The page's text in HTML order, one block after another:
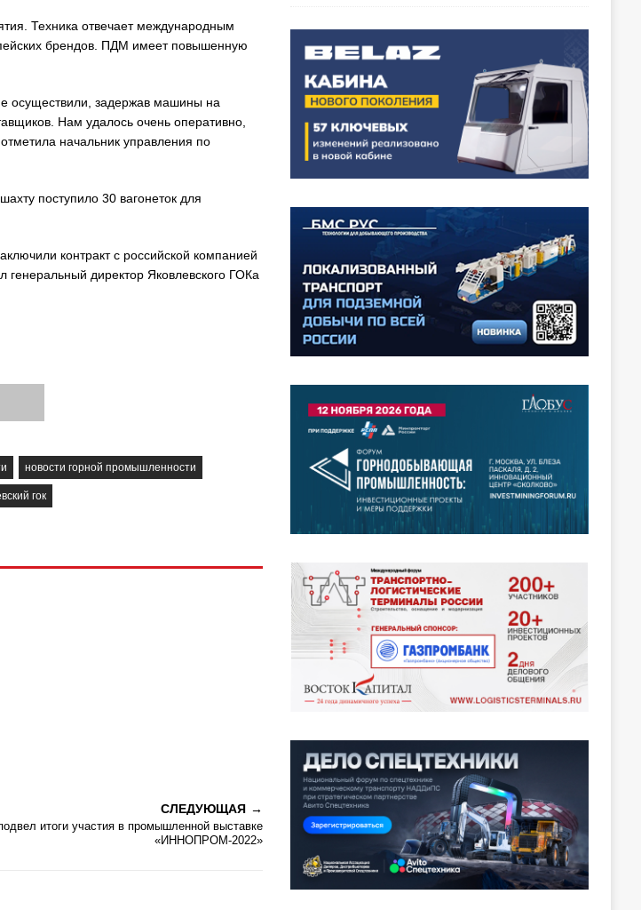
Техника отвечает международным
брендов. ПДМ имеет повышенную
осуществили, задержав машины на
Нам удалось очень оперативно,
начальник управления по
поступило 30 вагонеток для
контракт с российской компанией
директор Яковлевского ГОКа
новости горной промышленности
гок
СЛЕДУЮЩАЯ
итоги участия в промышленной выставке
«ИННОПРОМ-2022»